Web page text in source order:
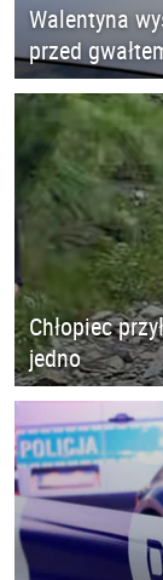
Walentyna
przed
Chłopiec
jedno